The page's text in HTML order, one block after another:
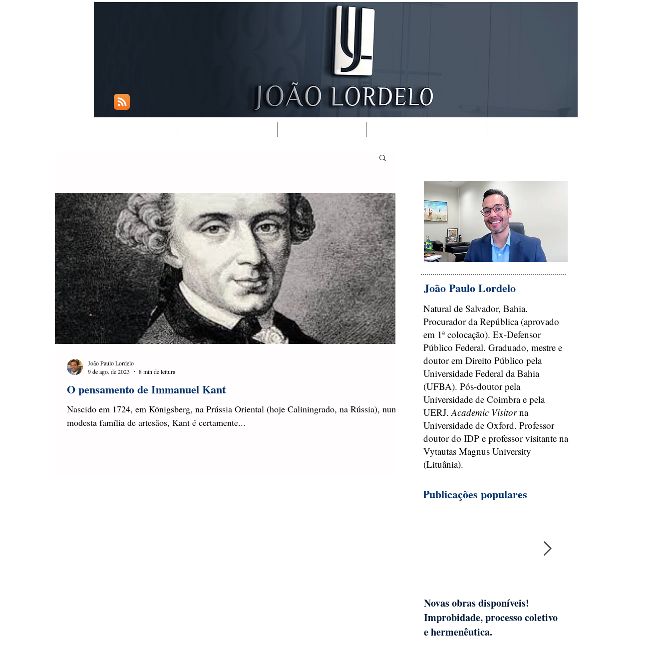
O pensamento de Immanuel Kant
Nascido em 1724, em Königsberg, na Prússia Oriental (hoje Caliningrado, na Rússia), numa
modesta família de artesãos, Kant é certamente...
João Paulo Lordelo
9 de ago. de 2023
8 min de leitura
João Paulo Lordelo
Natural de Salvador, Bahia.
Procurador da República (aprovado
em 1ª colocação). Ex-Defensor
Público Federal. Graduado, mestre e
doutor em Direito Público pela
Universidade Federal da Bahia
(UFBA). Pós-doutor pela
Universidade de Coimbra e pela
UERJ.Academic Visitorna
Universidade de Oxford. Professor
doutor do IDP e professor visitante na
Vytautas Magnus University
(Lituânia).
Publicações populares
Novas obras disponíveis!
Improbidade, processo coletivo
e hermenêutica.